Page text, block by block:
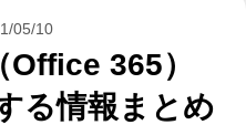
05/10
365）
る情報まとめ